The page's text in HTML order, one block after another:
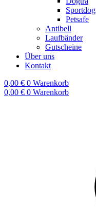
Sportdog
Petsafe
Antibell
Laufbänder
Gutscheine
Über uns
Kontakt
0,00 € 0 Warenkorb
0,00 € 0 Warenkorb